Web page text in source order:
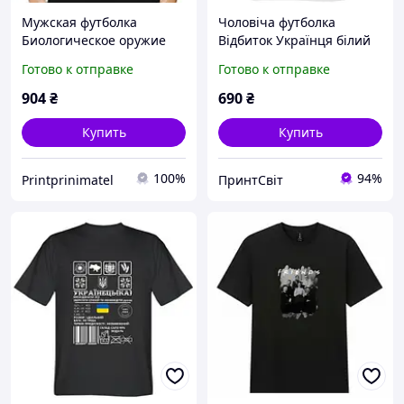
Мужская футболка
Биологическое оружие
goodreclama
Готово к отправке
904₴
Купить
Printprinimatel 100%
Чоловіча футболка
Відбиток Українця білий
Готово к отправке
690₴
Купить
ПринтСвіт 94%